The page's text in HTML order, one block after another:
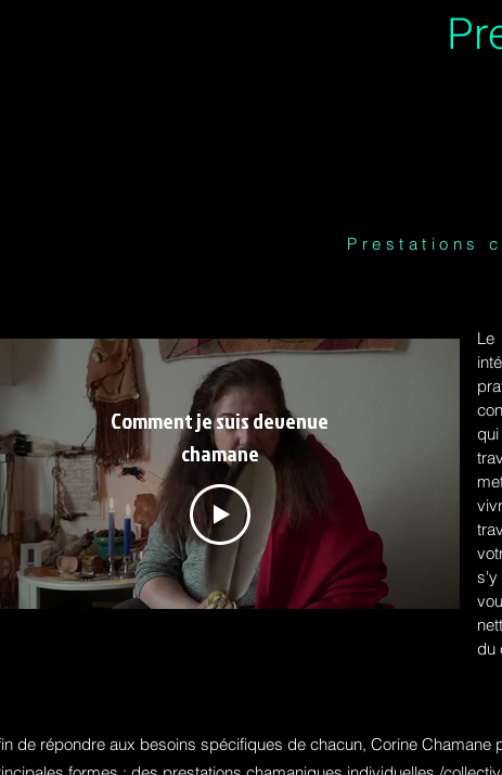
Prestations
Comment je suis devenue
chamane
Le
s'y
du
de répondre aux besoins spécifiques de chacun, Corine